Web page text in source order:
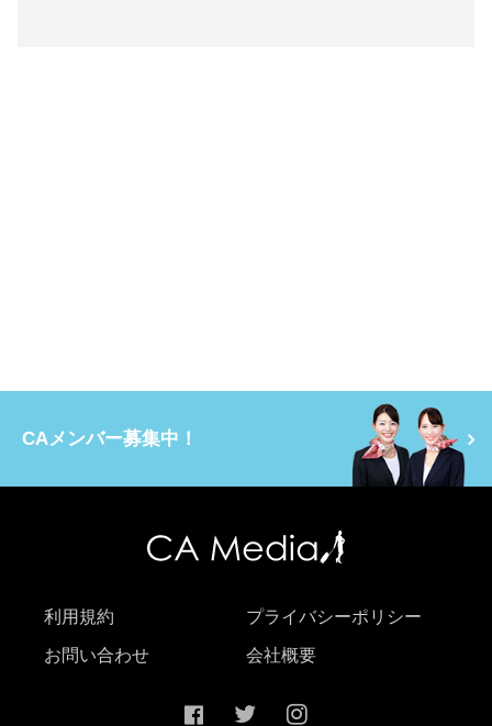
CAメンバー募集中！
利用規約 プライバシーポリシー
お問い合わせ 会社概要